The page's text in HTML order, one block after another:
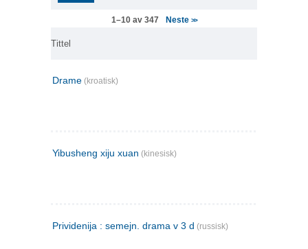
1–10 av 347 Neste >>
Tittel
Drame (kroatisk)
Yibusheng xiju xuan (kinesisk)
Prividenija : semejn. drama v 3 d (russisk)